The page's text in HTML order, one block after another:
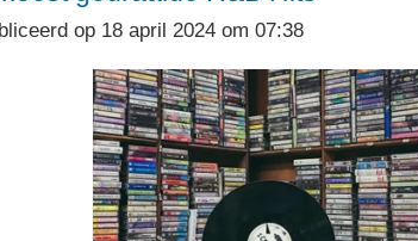
op 18 april 2024 om 07:38